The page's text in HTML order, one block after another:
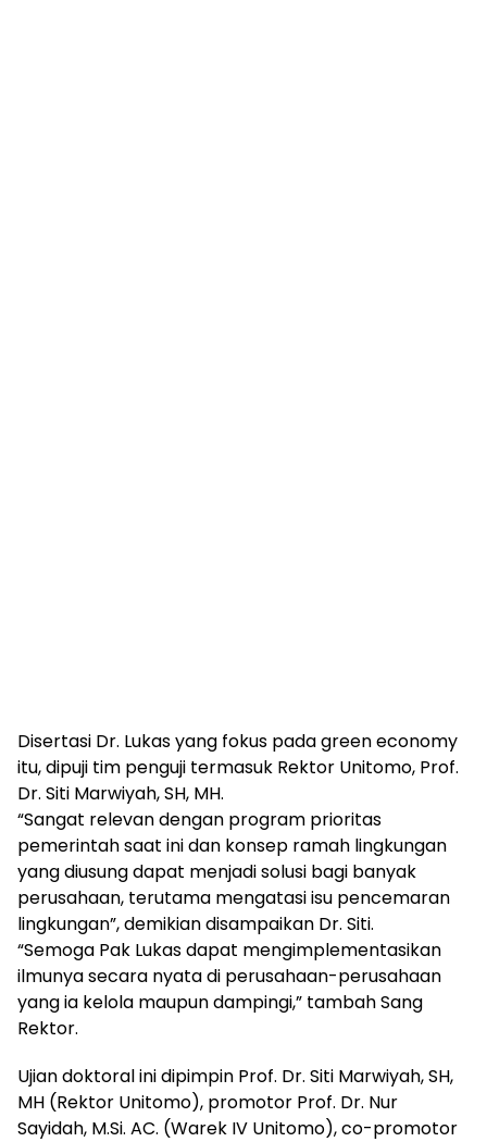
Disertasi Dr. Lukas yang fokus pada green economy
itu, dipuji tim penguji termasuk Rektor Unitomo, Prof.
Dr. Siti Marwiyah, SH, MH.
“Sangat relevan dengan program prioritas
pemerintah saat ini dan konsep ramah lingkungan
yang diusung dapat menjadi solusi bagi banyak
perusahaan, terutama mengatasi isu pencemaran
lingkungan”, demikian disampaikan Dr. Siti.
“Semoga Pak Lukas dapat mengimplementasikan
ilmunya secara nyata di perusahaan-perusahaan
yang ia kelola maupun dampingi,” tambah Sang
Rektor.
Ujian doktoral ini dipimpin Prof. Dr. Siti Marwiyah, SH,
MH (Rektor Unitomo), promotor Prof. Dr. Nur
Sayidah, M.Si. AC. (Warek IV Unitomo), co-promotor